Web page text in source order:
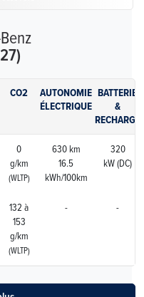
CO2
AUTONOMIE
ÉLECTRIQUE
BATTERIE
&
RECHARGE
0
g/km
(WLTP)
630 km
16.5
kWh/100km
320
kW (DC)
132 à
153
g/km
(WLTP)
- -